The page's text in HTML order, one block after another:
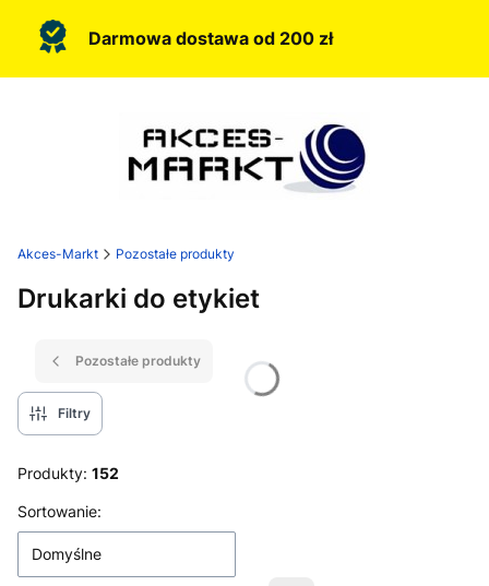
Darmowa dostawa od 200 zł
Akces-Markt Pozostałe produkty
Drukarki do etykiet
Pozostałe produkty
Filtry
Produkty: 152
Lista produktów
Sortowanie:
Domyślne